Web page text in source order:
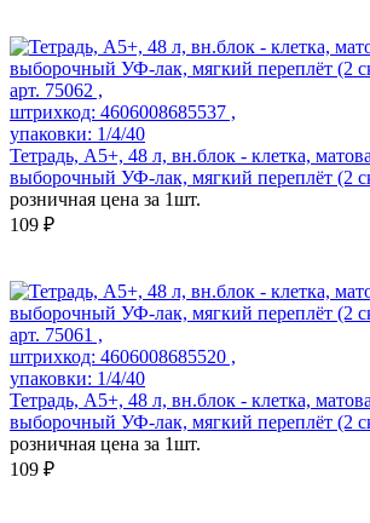
арт. 75062 ,
штрихкод: 4606008685537 ,
упаковки: 1/4/40
Тетрадь, А5+, 48 л, вн.блок - клетка,
выборочный УФ-лак, мягкий переплёт (2
розничная цена за 1шт.
109 ₽
арт. 75061 ,
штрихкод: 4606008685520 ,
упаковки: 1/4/40
Тетрадь, А5+, 48 л, вн.блок - клетка,
выборочный УФ-лак, мягкий переплёт (2
розничная цена за 1шт.
109 ₽